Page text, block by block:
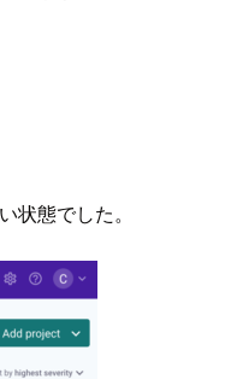
態でした。